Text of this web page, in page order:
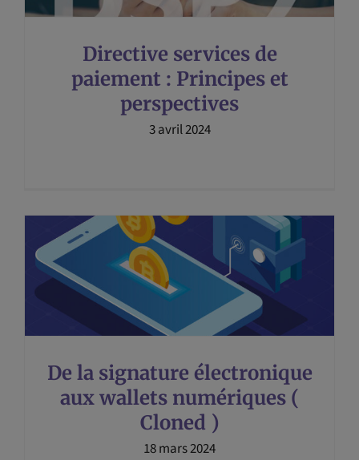
Directive services de
paiement : Principes et
perspectives
3 avril 2024
De la signature électronique
aux wallets numériques (
Cloned )
18 mars 2024